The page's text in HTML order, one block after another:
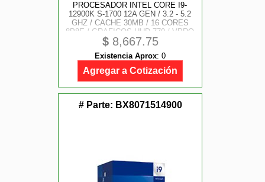
PROCESADOR INTEL CORE I9-
12900K S-1700 12A GEN / 3.2 - 5.2
GHZ / CACHE 30MB / 16 CORES
8P8E / GRAFICOS UHD 770 / VPRO
/ SIN DISIPADOR / GAMER ALTO
$8,667.75
Existencia Aprox: 0
Agregar a Cotización
# Parte: BX8071514900